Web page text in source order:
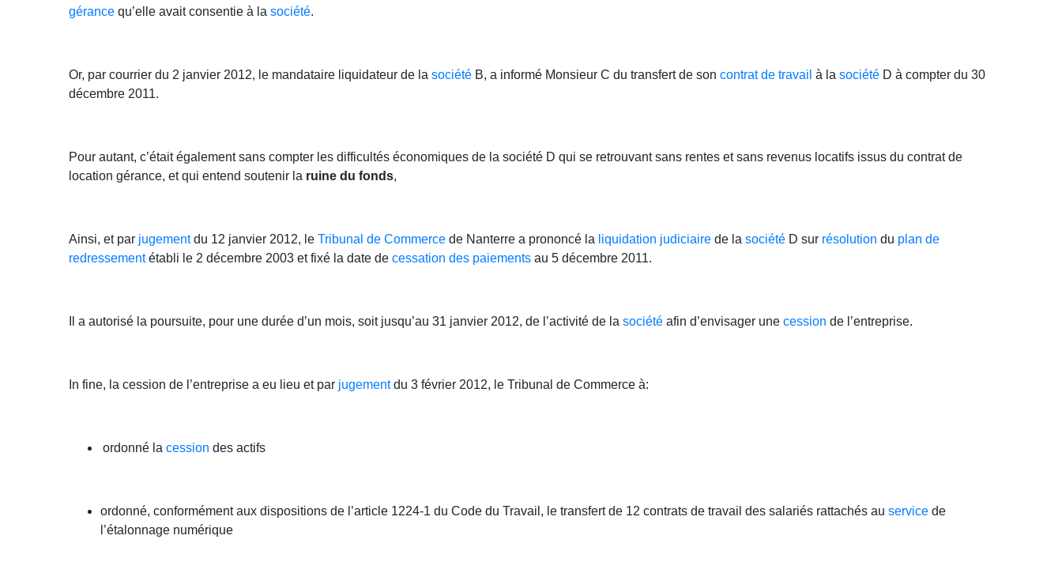
gérance qu’elle avait consentie à lasociété.
Or, par courrier du 2 janvier 2012, le mandataire liquidateur de lasociété B, a informé Monsieur C du transfert de soncontrat de travail à lasociété D à compter du 30
décembre 2011.
Pour autant, c’était également sans compter les difficultés économiques de la société D qui se retrouvant sans rentes et sans revenus locatifs issus du contrat de
location gérance, et qui entend soutenir la ruine du fonds,
Ainsi, et par jugementdu 12 janvier 2012, leTribunal de Commerce de Nanterre a prononcé la liquidation judiciaire de lasociété D sur résolution du plan de
redressementétabli le 2 décembre 2003 et fixé la date decessation des paiements au 5 décembre 2011.
Il a autorisé la poursuite, pour une durée d’un mois, soit jusqu’au 31 janvier 2012, de l’activité de lasociété afin d’envisager unecession de l’entreprise.
In fine, la cession de l’entreprise a eu lieu et par jugementdu 3 février 2012, le Tribunal de Commerce à:
ordonné lacession des actifs
ordonné, conformément aux dispositions de l’article 1224-1 du Code du Travail, le transfert de 12 contrats de travail des salariés rattachés auservice de
l’étalonnage numérique